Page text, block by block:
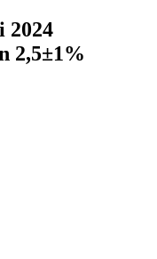
2024
2,5±1%